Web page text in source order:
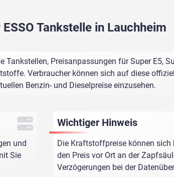
Tankstelle in Lauchheim
Tankstellen, Preisanpassungen für Super E5,
Verbraucher können sich auf diese
Benzin- und Dieselpreise einzusehen.
und
Sie
Wichtiger Hinweis
Die Kraftstoffpreise können
den Preis vor Ort an der
Verzögerungen bei der